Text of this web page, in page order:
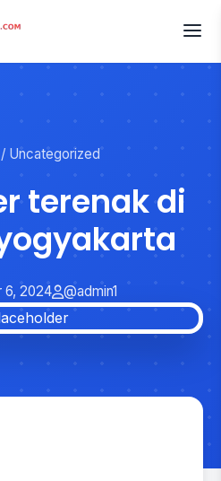
/ Uncategorized
terenak di
6, 2024 @admin1